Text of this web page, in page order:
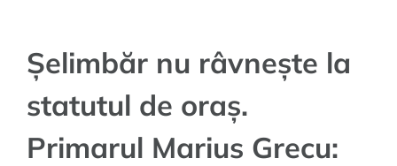
Șelimbăr nu râvnește la
statutul de oraș.
Primarul Marius Grecu: